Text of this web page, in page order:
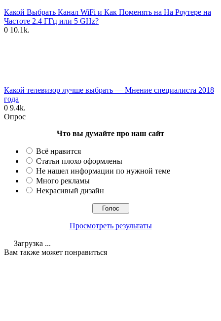
Какой Выбрать Канал WiFi и Как Поменять на На Роутере на
Частоте 2.4 ГГц или 5 GHz?
0 10.1k.
Какой телевизор лучше выбрать — Мнение специалиста 2018
года
0 9.4k.
Опрос
Что вы думайте про наш сайт
Всё нравится
Статьи плохо оформлены
Не нашел информации по нужной теме
Много рекламы
Некрасивый дизайн
Просмотреть результаты
Загрузка ...
Вам также может понравиться